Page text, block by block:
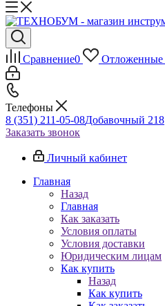
Сравнение0 Отложенные
Телефоны
8 (351) 211-05-08Добавочный 218
Заказать звонок
Личный кабинет
Главная
Назад
Главная
Как заказать
Условия оплаты
Условия доставки
Юридическим лицам
Как купить
Назад
Как купить